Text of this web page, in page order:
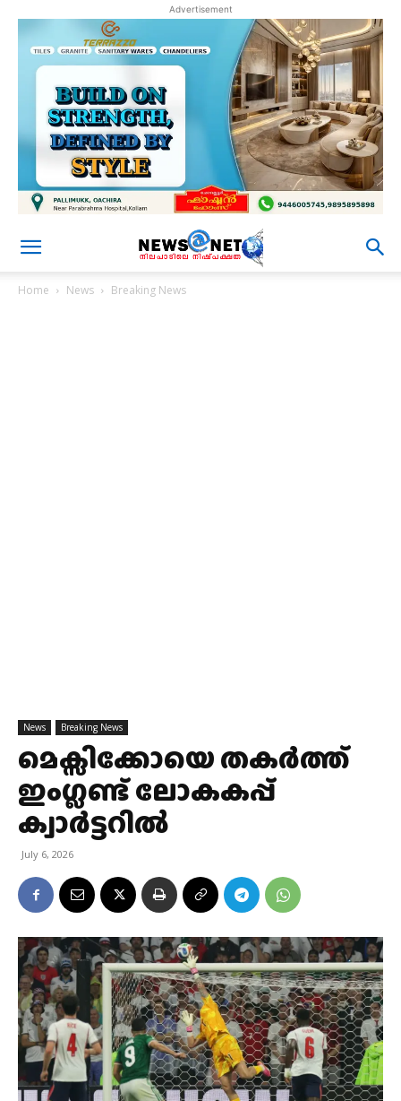
Advertisement
Home News Breaking News
News Breaking News
മെക്സിക്കോയെ തകർത്ത്
ഇംഗ്ലണ്ട് ലോകകപ്പ്
ക്വാർട്ടറില്‍
July 6, 2026